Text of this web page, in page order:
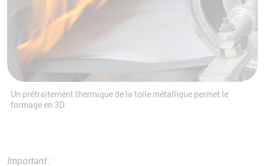
Un prétraitement thermique de la toile métallique permet le
formage en 3D.
Important :